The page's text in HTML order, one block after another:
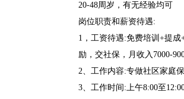
20-48周岁，有无经验均可
岗位职责和薪资待遇:
1，工资待遇:免费培训+提成
励，交社保，月收入7000-
2、工作内容:专做社区家庭
3、工作时间:上午8:00至